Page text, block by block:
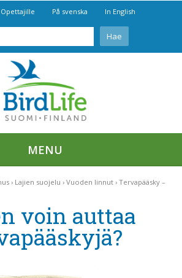
Opettajille På svenska In English
MENU
Lajien suojelu Vuoden linnut Tervapääsky –
voin auttaa